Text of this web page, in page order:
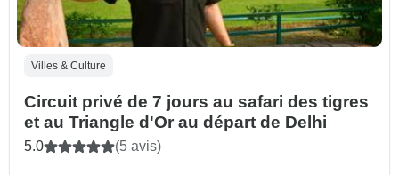
Villes & Culture
Circuit privé de 7 jours au safari des tigres
et au Triangle d'Or au départ de Delhi
5.0 (5 avis)